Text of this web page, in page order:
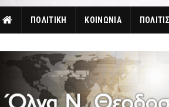
ΠΟΛΙΤΙΚΗ ΚΟΙΝΩΝΙΑ